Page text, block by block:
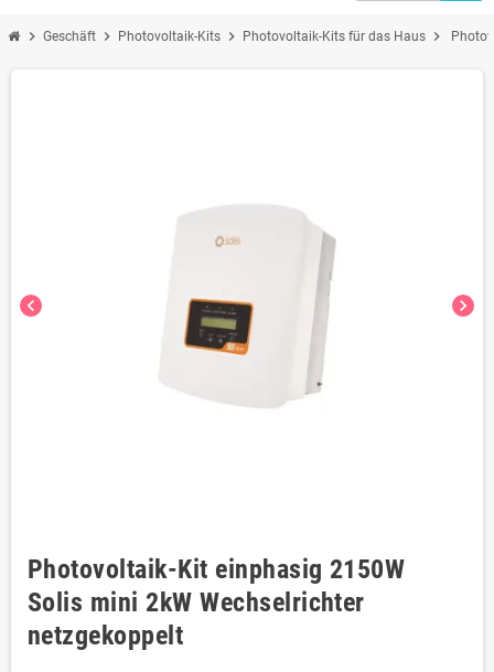
chevron_right Geschäft chevron_right Photovoltaik-Kits chevron_right Photovoltaik-Kits für das Haus chevron_right
chevron_left chevron_right
Photovoltaik-Kit einphasig 2150W
Solis mini 2kW Wechselrichter
netzgekoppelt